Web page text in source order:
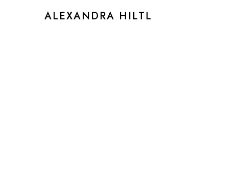
ALEXANDRA HILTL